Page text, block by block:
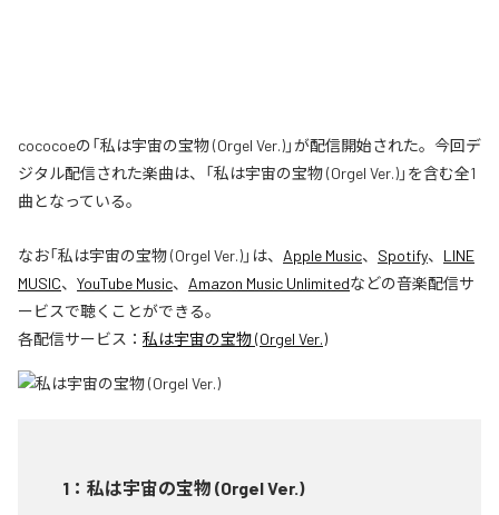
cococoeの「私は宇宙の宝物 (Orgel Ver.)」が配信開始された。今回デ
ジタル配信された楽曲は、「私は宇宙の宝物 (Orgel Ver.)」を含む全1
曲となっている。
なお「私は宇宙の宝物 (Orgel Ver.)」は、 Apple Music、 Spotify、 LINE
MUSIC、 YouTube Music、 Amazon Music Unlimitedなどの音楽配信サ
ービスで聴くことができる。
各配信サービス： 私は宇宙の宝物 (Orgel Ver.)
1 ： 私は宇宙の宝物 (Orgel Ver.)